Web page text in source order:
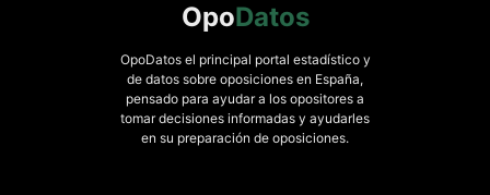
OpoDatos
OpoDatos el principal portal estadístico y
de datos sobre oposiciones en España,
pensado para ayudar a los opositores a
tomar decisiones informadas y ayudarles
en su preparación de oposiciones.